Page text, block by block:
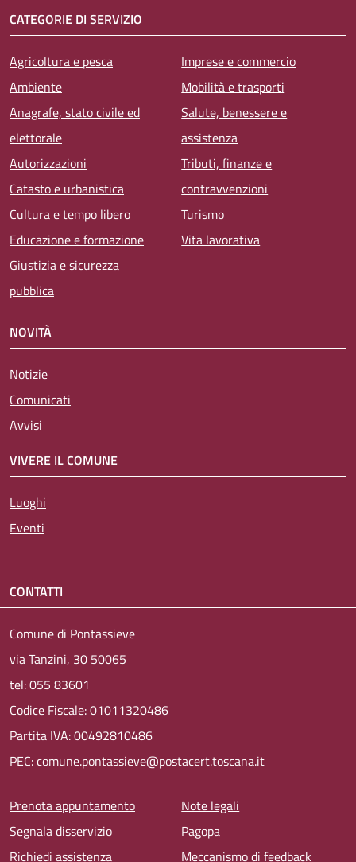
CATEGORIE DI SERVIZIO
Agricoltura e pesca
Ambiente
Anagrafe, stato civile ed
elettorale
Autorizzazioni
Catasto e urbanistica
Cultura e tempo libero
Educazione e formazione
Giustizia e sicurezza
pubblica
Imprese e commercio
Mobilità e trasporti
Salute, benessere e
assistenza
Tributi, finanze e
contravvenzioni
Turismo
Vita lavorativa
NOVITÀ
Notizie
Comunicati
Avvisi
VIVERE IL COMUNE
Luoghi
Eventi
CONTATTI
Comune di Pontassieve
via Tanzini, 30 50065
tel: 055 83601
Codice Fiscale: 01011320486
Partita IVA: 00492810486
PEC: comune.pontassieve@postacert.toscana.it
Menu piè di pagina
Prenota appuntamento
Segnala disservizio
Richiedi assistenza
Note legali
Pagopa
Meccanismo di feedback